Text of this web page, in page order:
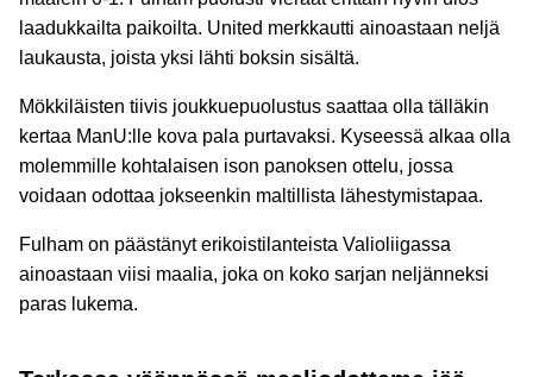
laadukkailta paikoilta. United merkkautti ainoastaan neljä
laukausta, joista yksi lähti boksin sisältä.
Mökkiläisten tiivis joukkuepuolustus saattaa olla tälläkin
kertaa ManU:lle kova pala purtavaksi. Kyseessä alkaa olla
molemmille kohtalaisen ison panoksen ottelu, jossa
voidaan odottaa jokseenkin maltillista lähestymistapaa.
Fulham on päästänyt erikoistilanteista Valioliigassa
ainoastaan viisi maalia, joka on koko sarjan neljänneksi
paras lukema.